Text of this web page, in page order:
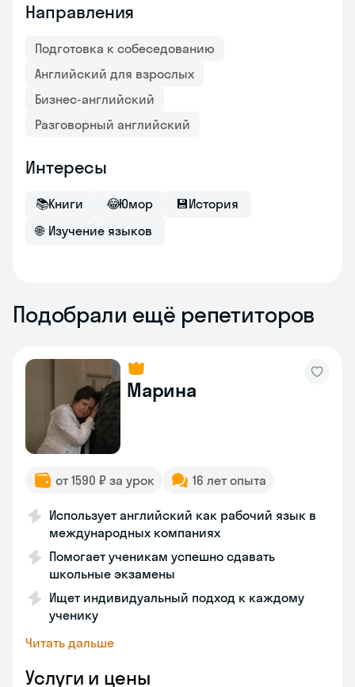
Направления
Подготовка к собеседованию
Английский для взрослых
Бизнес-английский
Разговорный английский
Интересы
📚Книги 😂Юмор 💾История
🌐 Изучение языков
Подобрали ещё репетиторов
Марина
от 1590 ₽ за урок 16 лет опыта
Использует английский как рабочий язык в
международных компаниях
Помогает ученикам успешно сдавать
школьные экзамены
Ищет индивидуальный подход к каждому
ученику
Читать дальше
Услуги и цены